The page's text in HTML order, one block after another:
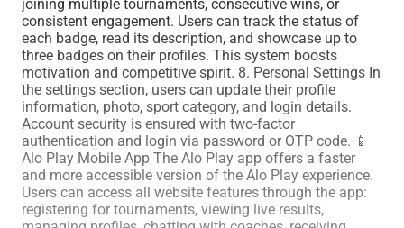
joining multiple tournaments, consecutive wins, or
consistent engagement. Users can track the status of
each badge, read its description, and showcase up to
three badges on their profiles. This system boosts
motivation and competitive spirit. 8. Personal Settings In
the settings section, users can update their profile
information, photo, sport category, and login details.
Account security is ensured with two-factor
authentication and login via password or OTP code. 📱
Alo Play Mobile App The Alo Play app offers a faster
and more accessible version of the Alo Play experience.
Users can access all website features through the app:
registering for tournaments, viewing live results,